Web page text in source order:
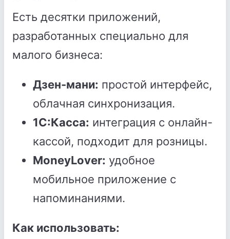
Есть десятки приложений,
разработанных специально для
малого бизнеса:
Дзен-мани: простой интерфейс,
облачная синхронизация.
1С:Касса: интеграция с онлайн-
кассой, подходит для розницы.
MoneyLover: удобное
мобильное приложение с
напоминаниями.
Как использовать: